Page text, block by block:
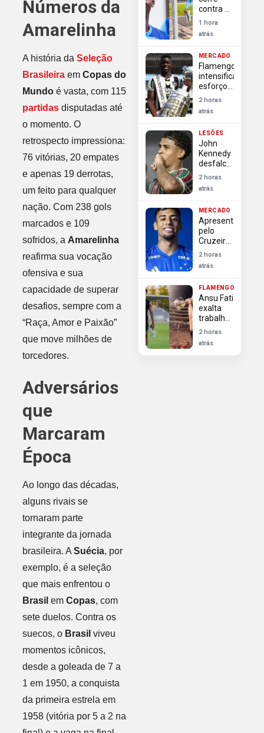
Números da
Amarelinha
A história da Seleção
Brasileiraem Copas do
Mundoé vasta, com 115
partidasdisputadas até
o momento. O
retrospecto impressiona:
76 vitórias, 20 empates
e apenas 19 derrotas,
um feito para qualquer
nação. Com 238 gols
marcados e 109
sofridos, a Amarelinha
reafirma sua vocação
ofensiva e sua
capacidade de superar
desafios, sempre com a
“Raça, Amor e Paixão”
que move milhões de
torcedores.
Adversários
que
Marcaram
Época
Ao longo das décadas,
alguns rivais se
tornaram parte
integrante da jornada
brasileira. A Suécia, por
exemplo, é a seleção
que mais enfrentou o
Brasil em Copas, com
sete duelos. Contra os
suecos, o Brasil viveu
momentos icônicos,
desde a goleada de 7 a
1 em 1950, a conquista
da primeira estrela em
1958 (vitória por 5 a 2 na
junto ao
Zenit
contra o
tempo
para
inscrever
nas
oitavas
da
Libertadores
1 hora
atrás
MERCADO
Flamengo
intensifica
esforço
para
contratar
Luiz
antes do
prazo da
Libertadores
2 horas
atrás
LESÕES
John
Kennedy
desfalca
Fluminense
nas
oitavas
Libertadores
por lesão
2 horas
atrás
MERCADO
Apresentado
pelo
Cruzeiro,
Lucho
Rodríguez
projeta
contra
Flamengo
como
final
antecipada
2 horas
atrás
FLAMENGO
Ansu Fati
exalta
trabalho
de Filipe
Luís no
Flamengo
2 horas
atrás